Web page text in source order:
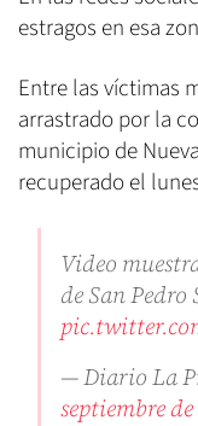
estragos en esa
Entre las víctimas
arrastrado por la
municipio de
recuperado el
Video
de San Pedro
— Diario La
septiembre